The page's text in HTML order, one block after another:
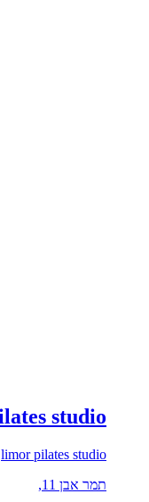
studio
limor pilates studio
תמר אבן 11,